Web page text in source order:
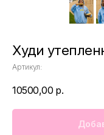
Худи
Артикул:
10500,00 р.